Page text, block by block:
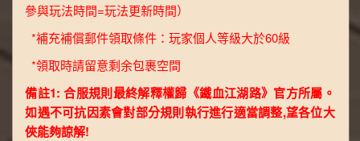
參與玩法時間=玩法更新時間）
*補充補償郵件領取條件：玩家個人等級大於60級
*領取時請留意剩余包裹空間
備註1: 合服規則最終解釋權歸《鐵血江湖路》官方所屬。
如遇不可抗因素會對部分規則執行進行適當調整,望各位大
俠能夠諒解!